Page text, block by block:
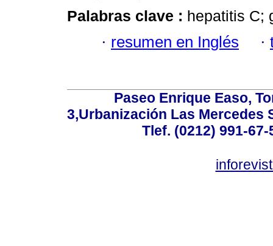
Palabras clave : hepatitis C;
· resumen en Inglés ·
Paseo Enrique Easo,
3,Urbanización Las Mercedes
Tlef. (0212) 991-